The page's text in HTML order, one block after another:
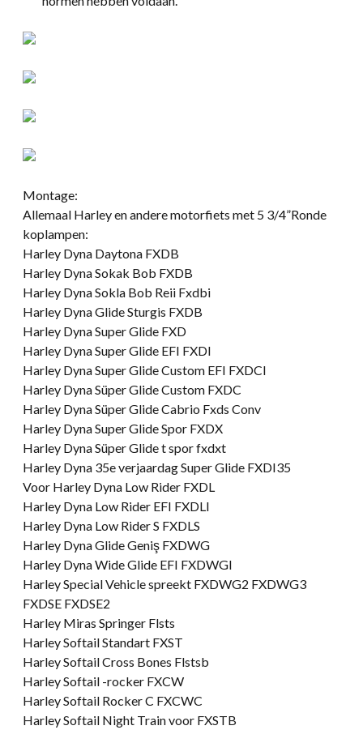
Montage:
Allemaal Harley en andere motorfiets met 5 3/4”Ronde
koplampen:
Harley Dyna Daytona FXDB
Harley Dyna Sokak Bob FXDB
Harley Dyna Sokla Bob Reii Fxdbi
Harley Dyna Glide Sturgis FXDB
Harley Dyna Super Glide FXD
Harley Dyna Super Glide EFI FXDI
Harley Dyna Super Glide Custom EFI FXDCI
Harley Dyna Süper Glide Custom FXDC
Harley Dyna Süper Glide Cabrio Fxds Conv
Harley Dyna Super Glide Spor FXDX
Harley Dyna Süper Glide t spor fxdxt
Harley Dyna 35e verjaardag Super Glide FXDI35
Voor Harley Dyna Low Rider FXDL
Harley Dyna Low Rider EFI FXDLI
Harley Dyna Low Rider S FXDLS
Harley Dyna Glide Geniş FXDWG
Harley Dyna Wide Glide EFI FXDWGI
Harley Special Vehicle spreekt FXDWG2 FXDWG3
FXDSE FXDSE2
Harley Miras Springer Flsts
Harley Softail Standart FXST
Harley Softail Cross Bones Flstsb
Harley Softail -rocker FXCW
Harley Softail Rocker C FXCWC
Harley Softail Night Train voor FXSTB